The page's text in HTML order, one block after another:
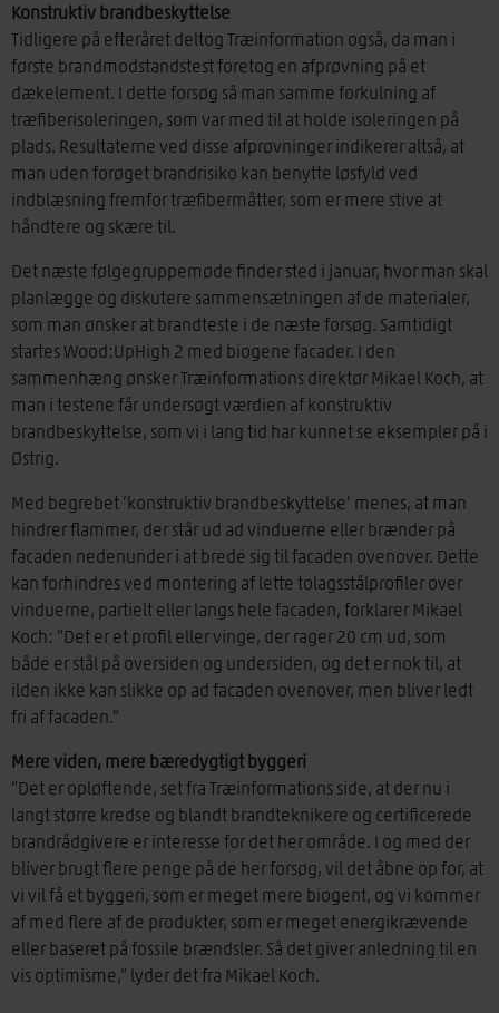
Konstruktiv brandbeskyttelse
Tidligere på efteråret deltog Træinformation også, da man i
første brandmodstandstest foretog en afprøvning på et
dækelement. I dette forsøg så man samme forkulning af
træfiberisoleringen, som var med til at holde isoleringen på
plads. Resultaterne ved disse afprøvninger indikerer altså, at
man uden forøget brandrisiko kan benytte løsfyld ved
indblæsning fremfor træfibermåtter, som er mere stive at
håndtere og skære til.
Det næste følgegruppemøde finder sted i januar, hvor man skal
planlægge og diskutere sammensætningen af de materialer,
som man ønsker at brandteste i de næste forsøg. Samtidigt
startes Wood:UpHigh 2 med biogene facader. I den
sammenhæng ønsker Træinformations direktør Mikael Koch, at
man i testene får undersøgt værdien af konstruktiv
brandbeskyttelse, som vi i lang tid har kunnet se eksempler på i
Østrig.
Med begrebet ’konstruktiv brandbeskyttelse’ menes, at man
hindrer flammer, der står ud ad vinduerne eller brænder på
facaden nedenunder i at brede sig til facaden ovenover. Dette
kan forhindres ved montering af lette tolagsstålprofiler over
vinduerne, partielt eller langs hele facaden, forklarer Mikael
Koch: ”Det er et profil eller vinge, der rager 20 cm ud, som
både er stål på oversiden og undersiden, og det er nok til, at
ilden ikke kan slikke op ad facaden ovenover, men bliver ledt
fri af facaden.”
Mere viden, mere bæredygtigt byggeri
”Det er opløftende, set fra Træinformations side, at der nu i
langt større kredse og blandt brandteknikere og certificerede
brandrådgivere er interesse for det her område. I og med der
bliver brugt flere penge på de her forsøg, vil det åbne op for, at
vi vil få et byggeri, som er meget mere biogent, og vi kommer
af med flere af de produkter, som er meget energikrævende
eller baseret på fossile brændsler. Så det giver anledning til en
vis optimisme,” lyder det fra Mikael Koch.